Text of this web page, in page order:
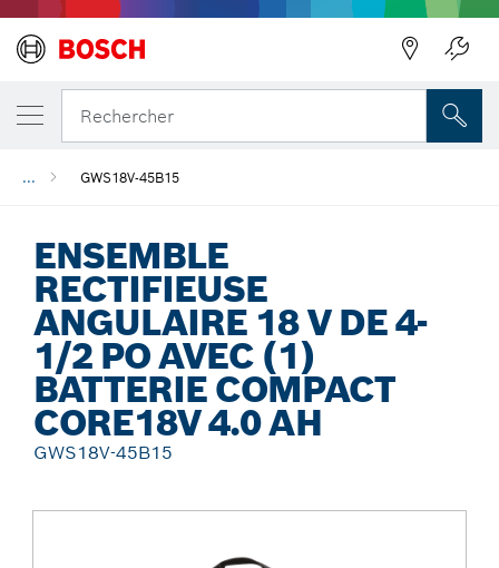
Rechercher
... GWS18V-45B15
ENSEMBLE
RECTIFIEUSE
ANGULAIRE 18 V DE 4-
1/2 PO AVEC (1)
BATTERIE COMPACT
CORE18V 4.0 AH
GWS18V-45B15